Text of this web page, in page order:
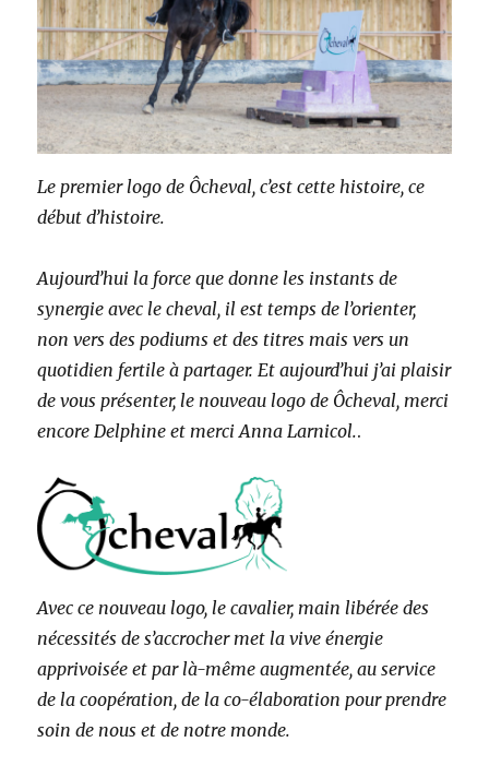
Le premier logo de Ôcheval, c’est cette histoire, ce
début d’histoire.
Aujourd’hui la force que donne les instants de
synergie avec le cheval, il est temps de l’orienter,
non vers des podiums et des titres mais vers un
quotidien fertile à partager. Et aujourd’hui j’ai plaisir
de vous présenter, le nouveau logo de Ôcheval, merci
encore Delphine et merci Anna Larnicol..
Avec ce nouveau logo, le cavalier, main libérée des
nécessités de s’accrocher met la vive énergie
apprivoisée et par là-même augmentée, au service
de la coopération, de la co-élaboration pour prendre
soin de nous et de notre monde.